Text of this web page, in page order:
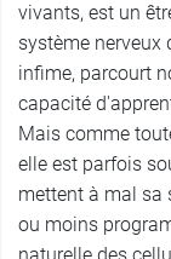
vivants, est un
système nerveux
infime, parcourt
capacité
Mais comme
elle est parfois
mettent à mal sa
ou moins